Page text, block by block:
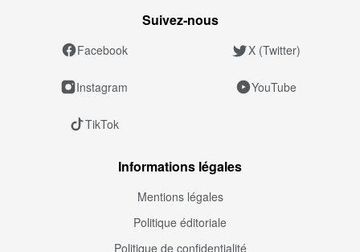
Suivez‑nous
Facebook X (Twitter)
Instagram YouTube
TikTok
Informations légales
Mentions légales
Politique éditoriale
Politique de confidentialité